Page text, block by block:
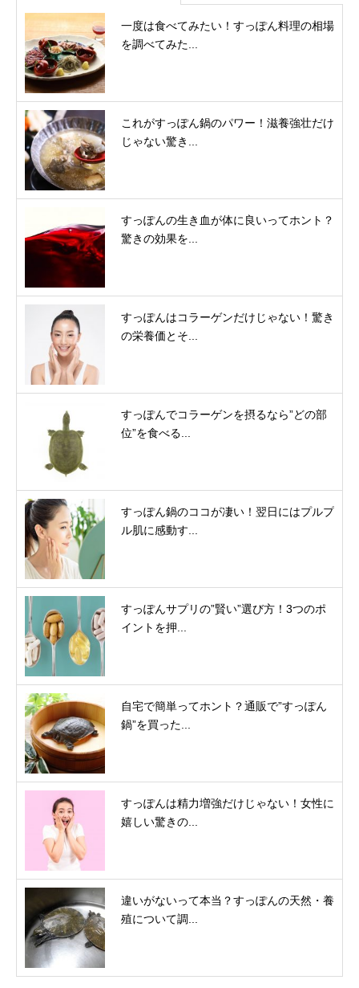
一度は食べてみたい！すっぽん料理の相場
を調べてみた...
これがすっぽん鍋のパワー！滋養強壮だけ
じゃない驚き...
すっぽんの生き血が体に良いってホント？
驚きの効果を...
すっぽんはコラーゲンだけじゃない！驚き
の栄養価とそ...
すっぽんでコラーゲンを摂るなら”どの部
位”を食べる...
すっぽん鍋のココが凄い！翌日にはプルプ
ル肌に感動す...
すっぽんサプリの”賢い”選び方！3つのポ
イントを押...
自宅で簡単ってホント？通販で”すっぽん
鍋”を買った...
すっぽんは精力増強だけじゃない！女性に
嬉しい驚きの...
違いがないって本当？すっぽんの天然・養
殖について調...